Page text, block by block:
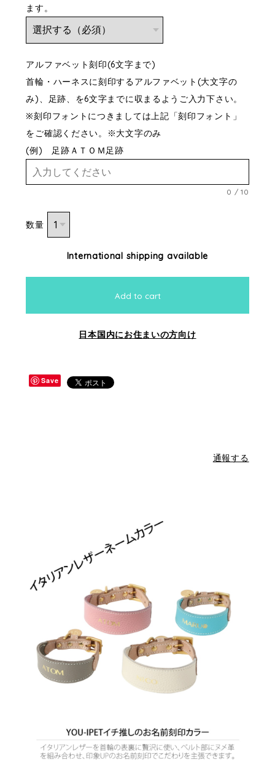
ます。
アルファベット刻印(6文字まで)
首輪・ハーネスに刻印するアルファベット(大文字の
み)、足跡、を6文字までに収まるようご入力下さい。
※刻印フォントにつきましては上記「刻印フォント」
をご確認ください。※大文字のみ
(例) 足跡ＡＴＯＭ足跡
0 /10
数量
International shipping available
Add to cart
日本国内にお住まいの方向け
Save
通報する